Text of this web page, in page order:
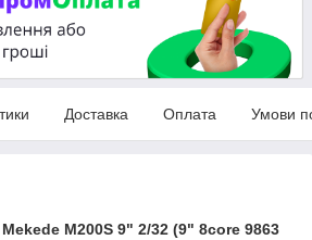
Доставка Оплата Умови
Mekede M200S 9" 2/32 (9" 8core 9863